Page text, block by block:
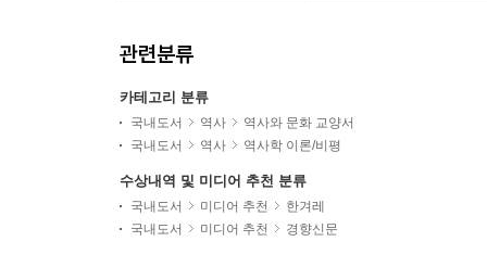
관련분류
카테고리 분류
국내도서 역사
역사와 문화 교양서
국내도서
역사 역사학 이론/비평
수상내역 및 미디어 추천 분류
국내도서 미디어 추천
한겨레
국내도서
미디어 추천 경향신문